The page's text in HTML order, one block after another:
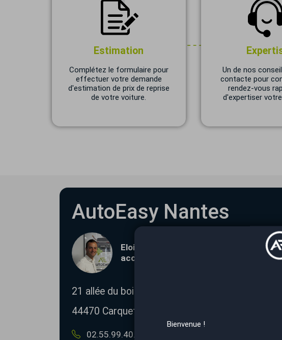
Estimation
Complétez le formulaire pour
effectuer votre demande
d'estimation de prix de reprise
de votre voiture.
Un de nos
contacte pour
rendez-vous
d'expertiser
AutoEasy Nantes
Eloi DE MOUCHERON et son équipe
accueillent à l'agence de Nantes
21 allée du bois de la bauche
44470 Carquefou
02.55.99.40.98
Bienvenue !